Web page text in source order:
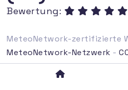
Bewertung:
MeteoNetwork-zertifizierte
MeteoNetwork-Netzwerk -